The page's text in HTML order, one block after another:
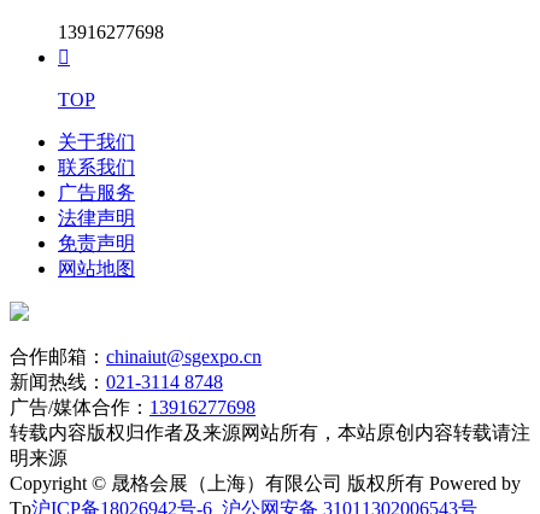
13916277698

TOP
关于我们
联系我们
广告服务
法律声明
免责声明
网站地图
合作邮箱： chinaiut@sgexpo.cn
新闻热线： 021-3114 8748
广告/媒体合作： 13916277698
转载内容版权归作者及来源网站所有，本站原创内容转载请注
明来源
Copyright © 晟格会展（上海）有限公司 版权所有 Powered by
Tp沪ICP备18026942号-6 沪公网安备 31011302006543号